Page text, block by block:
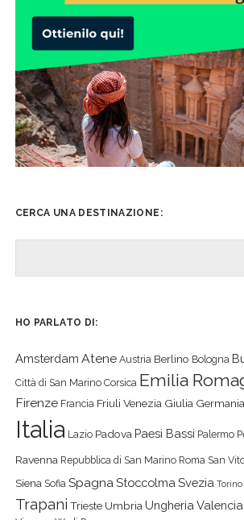
CERCA UNA DESTINAZIONE:
HO PARLATO DI:
Amsterdam Atene Austria Berlino Bologna
Città di San Marino Corsica Emilia
Firenze Francia Friuli Venezia Giulia Germania
Italia Lazio Padova Paesi Bassi Palermo
Ravenna Repubblica di San Marino Roma San
Siena Sofia SpagnaStoccolma Svezia Torino
Trapani Trieste Umbria Ungheria Valencia